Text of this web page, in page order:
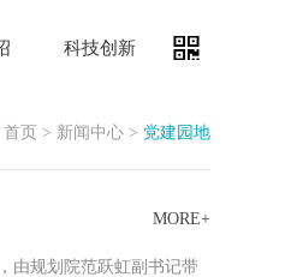
科技创新
首页 > 新闻中心 > 党建园地
MORE+
由规划院范跃虹副书记带